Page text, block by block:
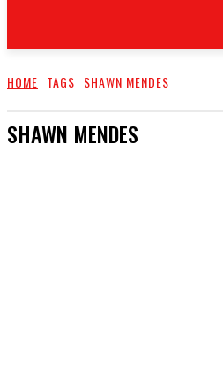
HOME TAGS SHAWN MENDES
SHAWN MENDES